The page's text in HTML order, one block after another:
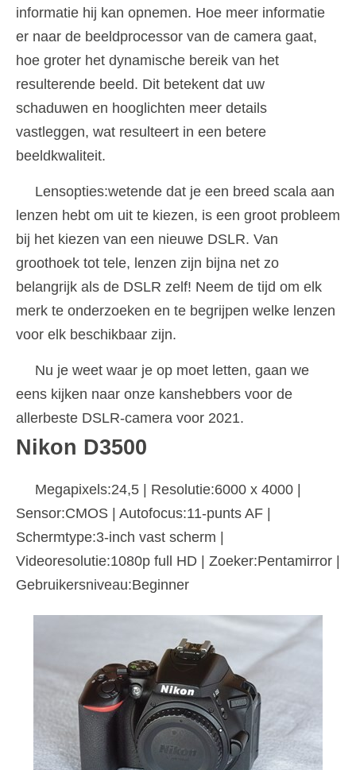
informatie hij kan opnemen. Hoe meer informatie
er naar de beeldprocessor van de camera gaat,
hoe groter het dynamische bereik van het
resulterende beeld. Dit betekent dat uw
schaduwen en hooglichten meer details
vastleggen, wat resulteert in een betere
beeldkwaliteit.
Lensopties:wetende dat je een breed scala aan
lenzen hebt om uit te kiezen, is een groot probleem
bij het kiezen van een nieuwe DSLR. Van
groothoek tot tele, lenzen zijn bijna net zo
belangrijk als de DSLR zelf! Neem de tijd om elk
merk te onderzoeken en te begrijpen welke lenzen
voor elk beschikbaar zijn.
Nu je weet waar je op moet letten, gaan we
eens kijken naar onze kanshebbers voor de
allerbeste DSLR-camera voor 2021.
Nikon D3500
Megapixels:24,5 | Resolutie:6000 x 4000 |
Sensor:CMOS | Autofocus:11-punts AF |
Schermtype:3-inch vast scherm |
Videoresolutie:1080p full HD | Zoeker:Pentamirror |
Gebruikersniveau:Beginner